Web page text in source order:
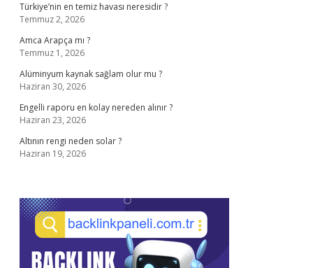
Türkiye’nin en temiz havası neresidir ?
Temmuz 2, 2026
Amca Arapça mı ?
Temmuz 1, 2026
Alüminyum kaynak sağlam olur mu ?
Haziran 30, 2026
Engelli raporu en kolay nereden alınır ?
Haziran 23, 2026
Altının rengi neden solar ?
Haziran 19, 2026